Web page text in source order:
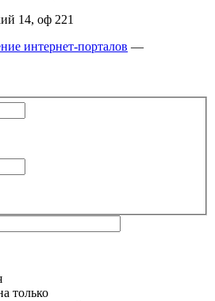
14, оф 221
интернет-порталов —
только